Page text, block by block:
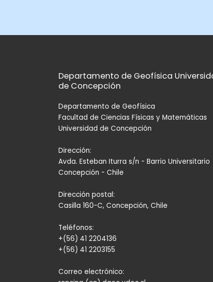
Departamento de Geofísica
de Concepción
Departamento de Geofísica
Facultad de Ciencias Físicas y Matemáticas
Universidad de Concepción
Dirección:
Avda. Esteban Iturra s/n - Barrio Universitario
Concepción - Chile
Dirección postal:
Casilla 160-C, Concepción, Chile
Teléfonos:
+(56) 41 2204136
+(56) 41 2203155
Correo electrónico: